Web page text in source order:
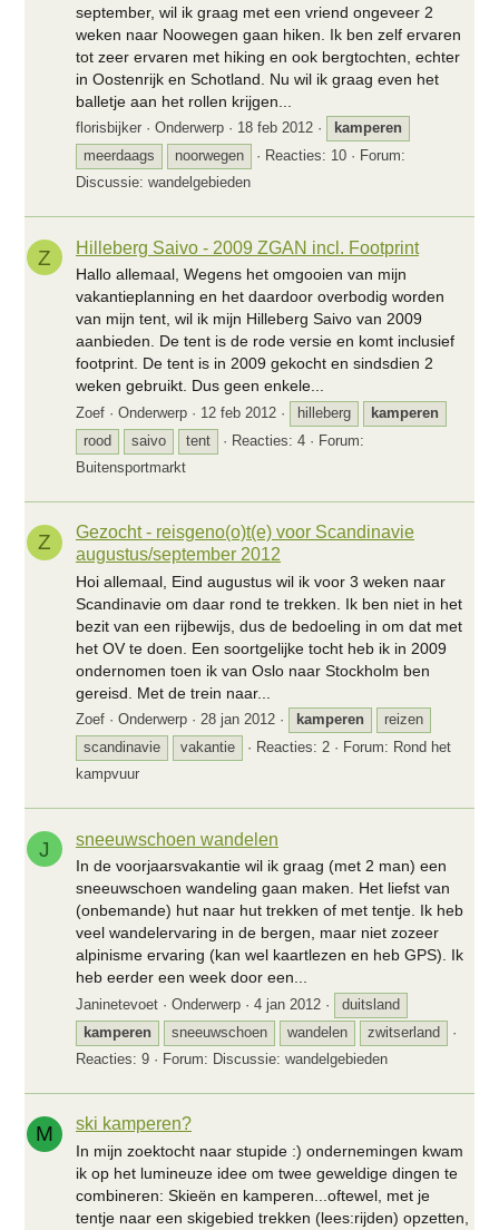
september, wil ik graag met een vriend ongeveer 2
weken naar Noowegen gaan hiken. Ik ben zelf ervaren
tot zeer ervaren met hiking en ook bergtochten, echter
in Oostenrijk en Schotland. Nu wil ik graag even het
balletje aan het rollen krijgen...
florisbijker Onderwerp 18 feb 2012
kamperen
meerdaags
noorwegen Reacties: 10
Forum:
Discussie: wandelgebieden
Z Hilleberg Saivo - 2009 ZGAN incl. Footprint
Hallo allemaal, Wegens het omgooien van mijn
vakantieplanning en het daardoor overbodig worden
van mijn tent, wil ik mijn Hilleberg Saivo van 2009
aanbieden. De tent is de rode versie en komt inclusief
footprint. De tent is in 2009 gekocht en sindsdien 2
weken gebruikt. Dus geen enkele...
Zoef Onderwerp 12 feb 2012 hilleberg
kamperen
rood
saivo tent Reacties: 4
Forum:
Buitensportmarkt
Z
Gezocht - reisgeno(o)t(e) voor Scandinavie
augustus/september 2012
Hoi allemaal, Eind augustus wil ik voor 3 weken naar
Scandinavie om daar rond te trekken. Ik ben niet in het
bezit van een rijbewijs, dus de bedoeling in om dat met
het OV te doen. Een soortgelijke tocht heb ik in 2009
ondernomen toen ik van Oslo naar Stockholm ben
gereisd. Met de trein naar...
Zoef Onderwerp 28 jan 2012 kamperen
reizen
scandinavie
vakantie Reacties: 2 Forum: Rond het
kampvuur
J sneeuwschoen wandelen
In de voorjaarsvakantie wil ik graag (met 2 man) een
sneeuwschoen wandeling gaan maken. Het liefst van
(onbemande) hut naar hut trekken of met tentje. Ik heb
veel wandelervaring in de bergen, maar niet zozeer
alpinisme ervaring (kan wel kaartlezen en heb GPS). Ik
heb eerder een week door een...
Janinetevoet Onderwerp 4 jan 2012
duitsland
kamperen
sneeuwschoen wandelen
zwitserland
Reacties: 9
Forum: Discussie: wandelgebieden
M ski kamperen?
In mijn zoektocht naar stupide :) ondernemingen kwam
ik op het lumineuze idee om twee geweldige dingen te
combineren: Skieën en kamperen...oftewel, met je
tentje naar een skigebied trekken (lees:rijden) opzetten,